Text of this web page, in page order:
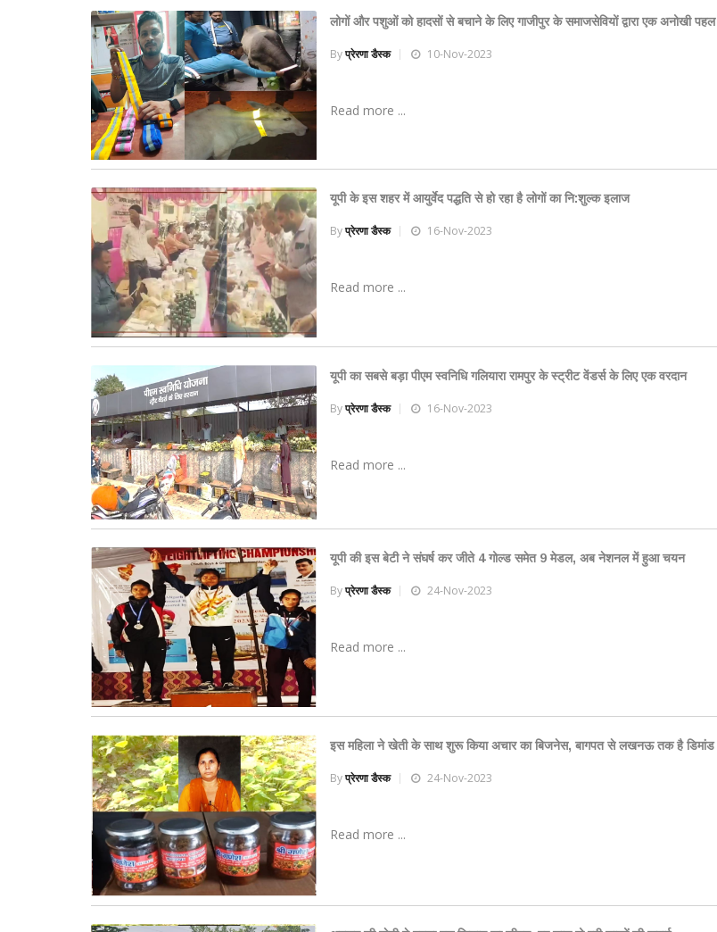
लोगों और पशुओं को हादसों से बचाने के लिए गाजीपुर के समाजसेवियों द्वारा एक अनोखी पहल
Byप्रेरणा डैस्क 10-Nov-2023
Read more ...
यूपी के इस शहर में आयुर्वेद पद्धति से हो रहा है लोगों का नि:शुल्क इलाज
Byप्रेरणा डैस्क 16-Nov-2023
Read more ...
यूपी का सबसे बड़ा पीएम स्वनिधि गलियारा रामपुर के स्ट्रीट वेंडर्स के लिए एक वरदान
Byप्रेरणा डैस्क 16-Nov-2023
Read more ...
यूपी की इस बेटी ने संघर्ष कर जीते 4 गोल्ड समेत 9 मेडल, अब नेशनल में हुआ चयन
Byप्रेरणा डैस्क 24-Nov-2023
Read more ...
इस महिला ने खेती के साथ शुरू किया अचार का बिजनेस, बागपत से लखनऊ तक है डिमांड
Byप्रेरणा डैस्क 24-Nov-2023
Read more ...